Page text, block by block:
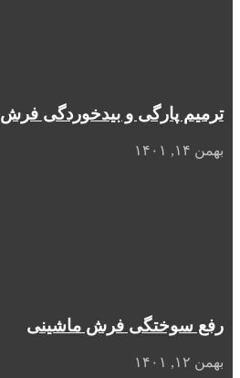
ترمیم پارگی و بیدخوردگی فرش
بهمن ۱۴, ۱۴۰۱
رفع سوختگی فرش ماشینی
بهمن ۱۲, ۱۴۰۱